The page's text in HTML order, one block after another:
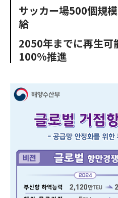
サッカー場500個規
給
2050年までに再生可
100%推進